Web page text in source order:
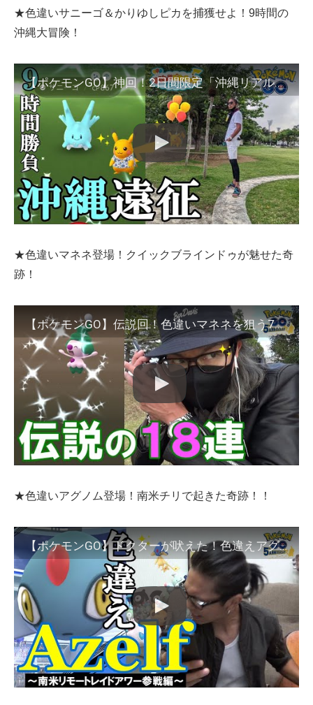
★色違いサニーゴ＆かりゆしピカを捕獲せよ！9時間の
沖縄大冒険！
【ポケモンGO】神回！2日間限定「沖縄リアルイベント」参戦！そらとぶピカチュウプロジェクトコラボイベントで色違いサニーゴを引き散らせスペシャル！【沖縄風船＆かりゆし】
★色違いマネネ登場！クイックブラインドゥが魅せた奇
跡！
【ポケモンGO】伝説回！色違いマネネを狙う7タマ18連クイック！驚きとドキドキと感動で溢れ出す涙が止まらないスペシャル！【これぞクイックブラインドゥ】
★色違いアグノム登場！南米チリで起きた奇跡！！
【ポケモンGO】ドクターが吠えた！色違えアグノム！南米チリのレイドアワーにリモート参戦！この1時間に全てを賭ける限界連戦、一世一代の大傾奇スペシャル！【ガチ早朝ver.】